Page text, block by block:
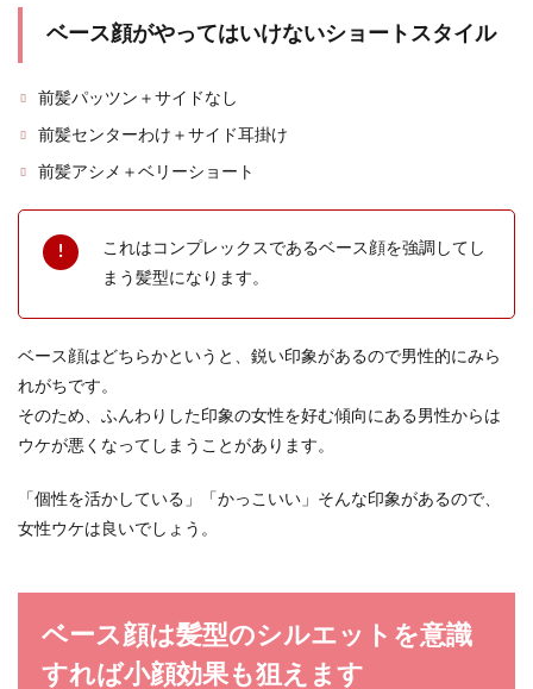
ベース顔がやってはいけないショートスタイル
前髪パッツン＋サイドなし
前髪センターわけ＋サイド耳掛け
前髪アシメ＋ベリーショート
これはコンプレックスであるベース顔を強調してし
まう髪型になります。
ベース顔はどちらかというと、鋭い印象があるので男性的にみら
れがちです。
そのため、ふんわりした印象の女性を好む傾向にある男性からは
ウケが悪くなってしまうことがあります。
「個性を活かしている」「かっこいい」そんな印象があるので、
女性ウケは良いでしょう。
ベース顔は髪型のシルエットを意識
すれば小顔効果も狙えます